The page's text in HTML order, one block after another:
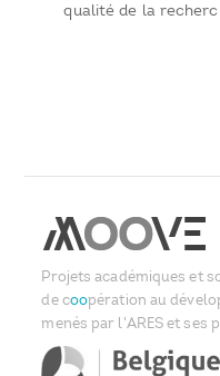
qualité de la
Projets académiques et
de coopération au
menés par l'ARES et ses